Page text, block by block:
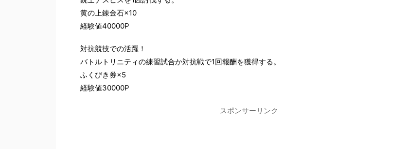
黄の上錬金石×10
経験値40000P
対抗競技での活躍！
バトルトリニティの練習試合か対抗戦で1回報酬を獲得する。
ふくびき券×5
経験値30000P
スポンサーリンク